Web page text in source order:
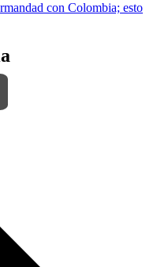
con Colombia; esto